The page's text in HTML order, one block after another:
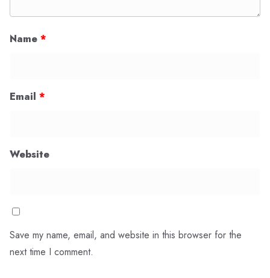
Name *
Email *
Website
Save my name, email, and website in this browser for the
next time I comment.